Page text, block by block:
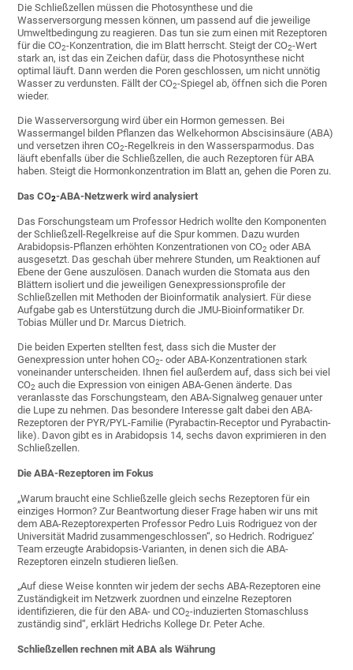
Die Schließzellen müssen die Photosynthese und die
Wasserversorgung messen können, um passend auf die jeweilige
Umweltbedingung zu reagieren. Das tun sie zum einen mit Rezeptoren
für die CO2-Konzentration, die im Blatt herrscht. Steigt der CO2-Wert
stark an, ist das ein Zeichen dafür, dass die Photosynthese nicht
optimal läuft. Dann werden die Poren geschlossen, um nicht unnötig
Wasser zu verdunsten. Fällt der CO2-Spiegel ab, öffnen sich die Poren
wieder.
Die Wasserversorgung wird über ein Hormon gemessen. Bei
Wassermangel bilden Pflanzen das Welkehormon Abscisinsäure (ABA)
und versetzen ihren CO2-Regelkreis in den Wassersparmodus. Das
läuft ebenfalls über die Schließzellen, die auch Rezeptoren für ABA
haben. Steigt die Hormonkonzentration im Blatt an, gehen die Poren zu.
Das CO2-ABA-Netzwerk wird analysiert
Das Forschungsteam um Professor Hedrich wollte den Komponenten
der Schließzell-Regelkreise auf die Spur kommen. Dazu wurden
Arabidopsis-Pflanzen erhöhten Konzentrationen von CO2 oder ABA
ausgesetzt. Das geschah über mehrere Stunden, um Reaktionen auf
Ebene der Gene auszulösen. Danach wurden die Stomata aus den
Blättern isoliert und die jeweiligen Genexpressionsprofile der
Schließzellen mit Methoden der Bioinformatik analysiert. Für diese
Aufgabe gab es Unterstützung durch die JMU-Bioinformatiker Dr.
Tobias Müller und Dr. Marcus Dietrich.
Die beiden Experten stellten fest, dass sich die Muster der
Genexpression unter hohen CO2- oder ABA-Konzentrationen stark
voneinander unterscheiden. Ihnen fiel außerdem auf, dass sich bei viel
CO2 auch die Expression von einigen ABA-Genen änderte. Das
veranlasste das Forschungsteam, den ABA-Signalweg genauer unter
die Lupe zu nehmen. Das besondere Interesse galt dabei den ABA-
Rezeptoren der PYR/PYL-Familie (Pyrabactin-Receptor und Pyrabactin-
like). Davon gibt es in Arabidopsis 14, sechs davon exprimieren in den
Schließzellen.
Die ABA-Rezeptoren im Fokus
„Warum braucht eine Schließzelle gleich sechs Rezeptoren für ein
einziges Hormon? Zur Beantwortung dieser Frage haben wir uns mit
dem ABA-Rezeptorexperten Professor Pedro Luis Rodriguez von der
Universität Madrid zusammengeschlossen“, so Hedrich. Rodriguez‘
Team erzeugte Arabidopsis-Varianten, in denen sich die ABA-
Rezeptoren einzeln studieren ließen.
„Auf diese Weise konnten wir jedem der sechs ABA-Rezeptoren eine
Zuständigkeit im Netzwerk zuordnen und einzelne Rezeptoren
identifizieren, die für den ABA- und CO2-induzierten Stomaschluss
zuständig sind“, erklärt Hedrichs Kollege Dr. Peter Ache.
Schließzellen rechnen mit ABA als Währung